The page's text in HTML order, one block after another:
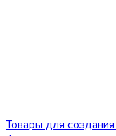
Товары для